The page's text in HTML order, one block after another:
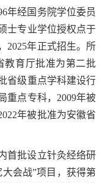
年经国务院学位委员
士专业学位授权点于
2025年正式招生。所
教育厅批准为第二批
省级重点学科建设行
重点专科，2009年被
年被批准为安徽省
首批设立针灸经络研
会战”项目，获得第